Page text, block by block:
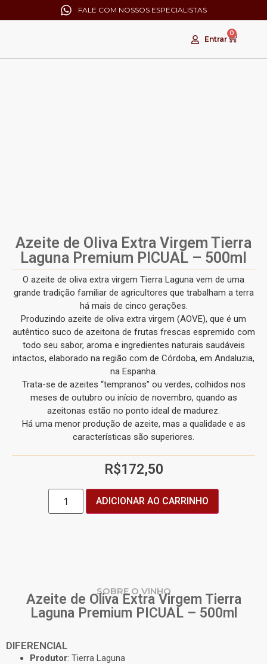
FALE COM NOSSOS ESPECIALISTAS
Entrar
0
Azeite de Oliva Extra Virgem Tierra
Laguna Premium PICUAL – 500ml
O azeite de oliva extra virgem Tierra Laguna vem de uma
grande tradição familiar de agricultores que trabalham a terra
há mais de cinco gerações.
Produzindo azeite de oliva extra virgem (AOVE), que é um
autêntico suco de azeitona de frutas frescas espremido com
todo seu sabor, aroma e ingredientes naturais saudáveis
intactos, elaborado na região com de Córdoba, em Andaluzia,
na Espanha.
Trata-se de azeites “tempranos” ou verdes, colhidos nos
meses de outubro ou início de novembro, quando as
azeitonas estão no ponto ideal de madurez.
Há uma menor produção de azeite, mas a qualidade e as
características são superiores.
R$172,50
ADICIONAR AO CARRINHO
SOBRE O VINHO
Azeite de Oliva Extra Virgem Tierra
Laguna Premium PICUAL – 500ml
DIFERENCIAL
Produtor: Tierra Laguna